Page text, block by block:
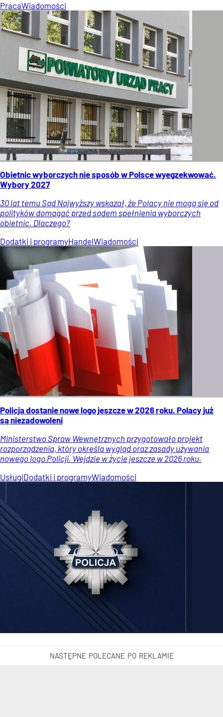
PracaWiadomości
Obietnic wyborczych nie sposób w Polsce wyegzekwować.
Wybory 2027
30 lat temu Sąd Najwyższy wskazał, że Polacy nie mogą się od
polityków domagać przed sądem spełnienia wyborczych
obietnic. Dlaczego?
Dodatki i programyHandelWiadomości
Policja dostanie nowe logo jeszcze w 2026 roku. Polacy już
są niezadowoleni
Ministerstwo Spraw Wewnętrznych przygotowało projekt
rozporządzenia, który określa wygląd oraz zasady używania
nowego logo Policji. Wejdzie w życie jeszcze w 2026 roku.
UsługiDodatki i programyWiadomości